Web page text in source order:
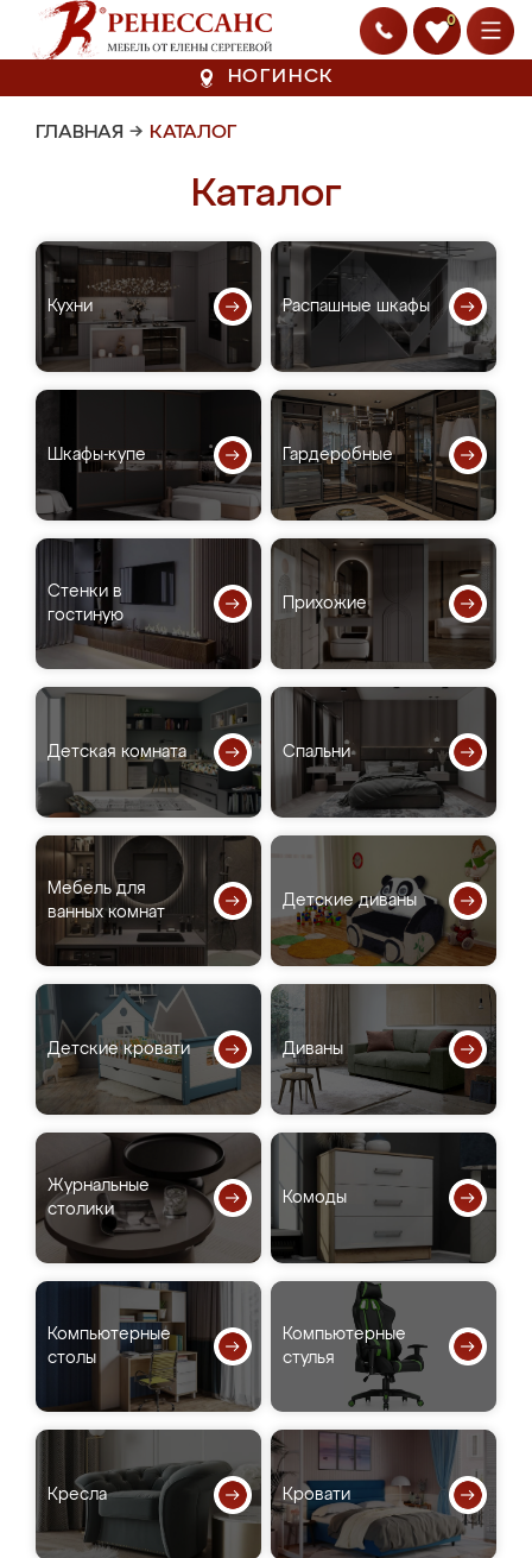
0
НОГИНСК
ГЛАВНАЯ → КАТАЛОГ
Каталог
Кухни Распашные шкафы
Шкафы-купе Гардеробные
Стенки в
гостиную
Прихожие
Детская комната Спальни
Мебель для
ванных комнат
Детские диваны
Детские кровати Диваны
Журнальные
столики
Комоды
Компьютерные
столы
Компьютерные
стулья
Кресла Кровати